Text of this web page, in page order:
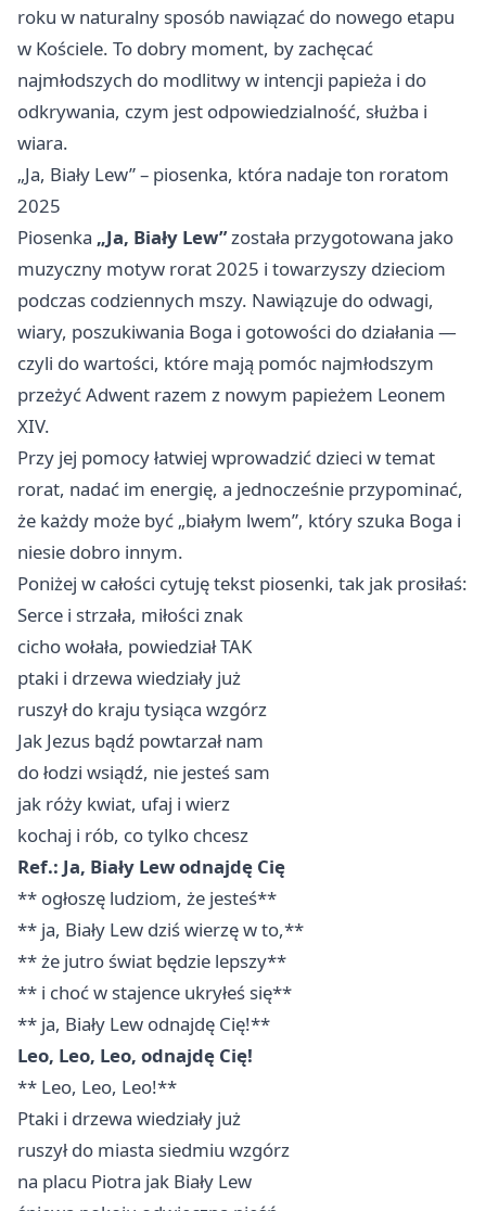
roku w naturalny sposób nawiązać do nowego etapu
w Kościele. To dobry moment, by zachęcać
najmłodszych do modlitwy w intencji papieża i do
odkrywania, czym jest odpowiedzialność, służba i
wiara.
„Ja, Biały Lew” – piosenka, która nadaje ton roratom
2025
Piosenka „Ja, Biały Lew”została przygotowana jako
muzyczny motyw rorat 2025 i towarzyszy dzieciom
podczas codziennych mszy. Nawiązuje do odwagi,
wiary, poszukiwania Boga i gotowości do działania —
czyli do wartości, które mają pomóc najmłodszym
przeżyć Adwent razem z nowym papieżem Leonem
XIV.
Przy jej pomocy łatwiej wprowadzić dzieci w temat
rorat, nadać im energię, a jednocześnie przypominać,
że każdy może być „białym lwem”, który szuka Boga i
niesie dobro innym.
Poniżej w całości cytuję tekst piosenki, tak jak prosiłaś:
Serce i strzała, miłości znak
cicho wołała, powiedział TAK
ptaki i drzewa wiedziały już
ruszył do kraju tysiąca wzgórz
Jak Jezus bądź powtarzał nam
do łodzi wsiądź, nie jesteś sam
jak róży kwiat, ufaj i wierz
kochaj i rób, co tylko chcesz
Ref.: Ja, Biały Lew odnajdę Cię
** ogłoszę ludziom, że jesteś**
** ja, Biały Lew dziś wierzę w to,**
** że jutro świat będzie lepszy**
** i choć w stajence ukryłeś się**
** ja, Biały Lew odnajdę Cię!**
Leo, Leo, Leo, odnajdę Cię!
** Leo, Leo, Leo!**
Ptaki i drzewa wiedziały już
ruszył do miasta siedmiu wzgórz
na placu Piotra jak Biały Lew